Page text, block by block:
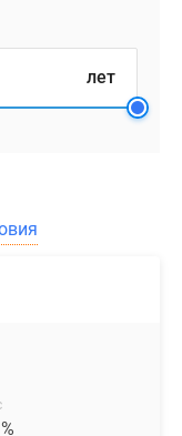
лет